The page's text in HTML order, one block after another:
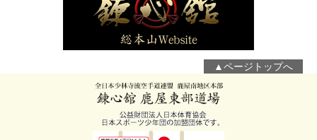
▲ページトップへ